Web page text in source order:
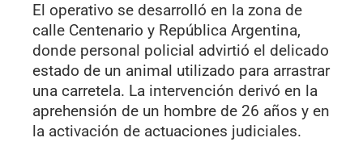
El operativo se desarrolló en la zona de
calle Centenario y República Argentina,
donde personal policial advirtió el delicado
estado de un animal utilizado para arrastrar
una carretela. La intervención derivó en la
aprehensión de un hombre de 26 años y en
la activación de actuaciones judiciales.